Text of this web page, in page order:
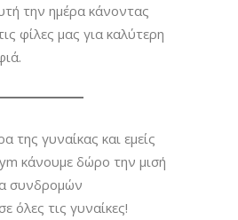
την ημέρα κάνοντας
φίλες μας για καλύτερη
της γυναίκας και εμείς
κάνουμε δώρο την μισή
συνδρομών
όλες τις γυναίκες!